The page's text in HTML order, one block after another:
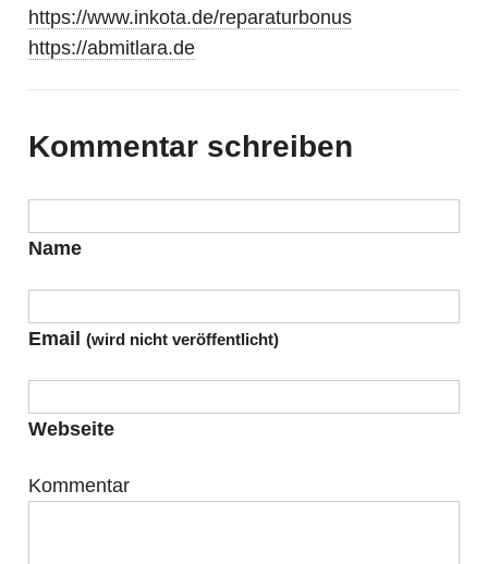
https://www.inkota.de/reparaturbonus
https://abmitlara.de
Kommentar schreiben
Name
Email (wird nicht veröffentlicht)
Webseite
Kommentar